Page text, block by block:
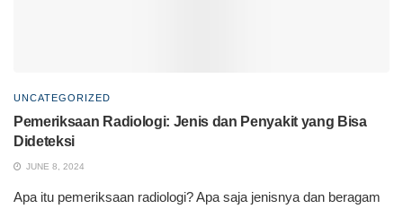
UNCATEGORIZED
Pemeriksaan Radiologi: Jenis dan Penyakit yang Bisa
Dideteksi
JUNE 8, 2024
Apa itu pemeriksaan radiologi? Apa saja jenisnya dan beragam